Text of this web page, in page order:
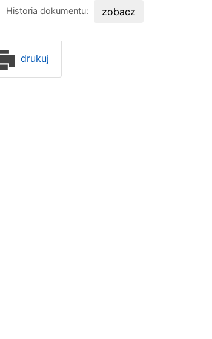
Historia dokumentu:
zobacz
drukuj